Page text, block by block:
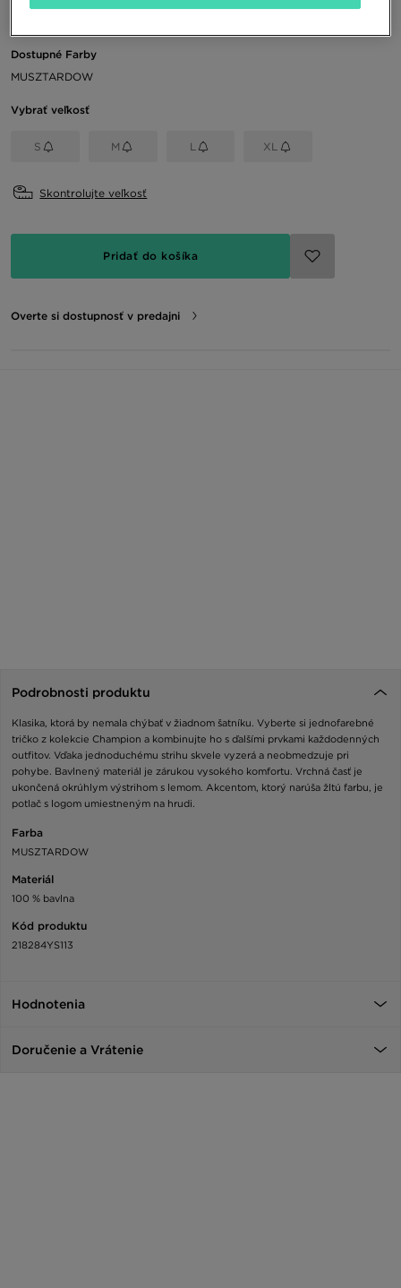
17,00 €
Dostupné Farby
MUSZTARDOW
Vybrať veľkosť
S M L XL
Skontrolujte veľkosť
Pridať do košíka
Overte si dostupnosť v predajni
Podrobnosti produktu
Klasika, ktorá by nemala chýbať v žiadnom šatníku. Vyberte si jednofarebné
tričko z kolekcie Champion a kombinujte ho s ďalšími prvkami každodenných
outfitov. Vďaka jednoduchému strihu skvele vyzerá a neobmedzuje pri
pohybe. Bavlnený materiál je zárukou vysokého komfortu. Vrchná časť je
ukončená okrúhlym výstrihom s lemom. Akcentom, ktorý narúša žltú farbu, je
potlač s logom umiestneným na hrudi.
Farba
MUSZTARDOW
Materiál
100 % bavlna
Kód produktu
218284YS113
Hodnotenia
Doručenie a Vrátenie